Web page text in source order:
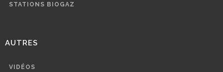
STATIONS BIOGAZ
AUTRES
VIDÉOS